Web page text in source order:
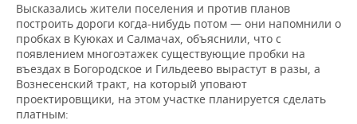
Высказались жители поселения и против планов
построить дороги когда-нибудь потом — они напомнили о
пробках в Куюках и Салмачах, объяснили, что с
появлением многоэтажек существующие пробки на
въездах в Богородское и Гильдеево вырастут в разы, а
Вознесенский тракт, на который уповают
проектировщики, на этом участке планируется сделать
платным: